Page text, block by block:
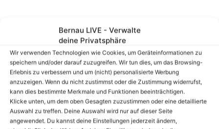
Bernau LIVE - Verwalte
deine Privatsphäre
Wir verwenden Technologien wie Cookies, um Geräteinformationen zu
speichern und/oder darauf zuzugreifen. Wir tun dies, um das Browsing-
Erlebnis zu verbessern und um (nicht) personalisierte Werbung
anzuzeigen. Wenn du nicht zustimmst oder die Zustimmung widerrufst,
kann dies bestimmte Merkmale und Funktionen beeinträchtigen.
Klicke unten, um dem oben Gesagten zuzustimmen oder eine detaillierte
Auswahl zu treffen. Deine Auswahl wird nur auf dieser Seite
angewendet. Du kannst deine Einstellungen jederzeit ändern,